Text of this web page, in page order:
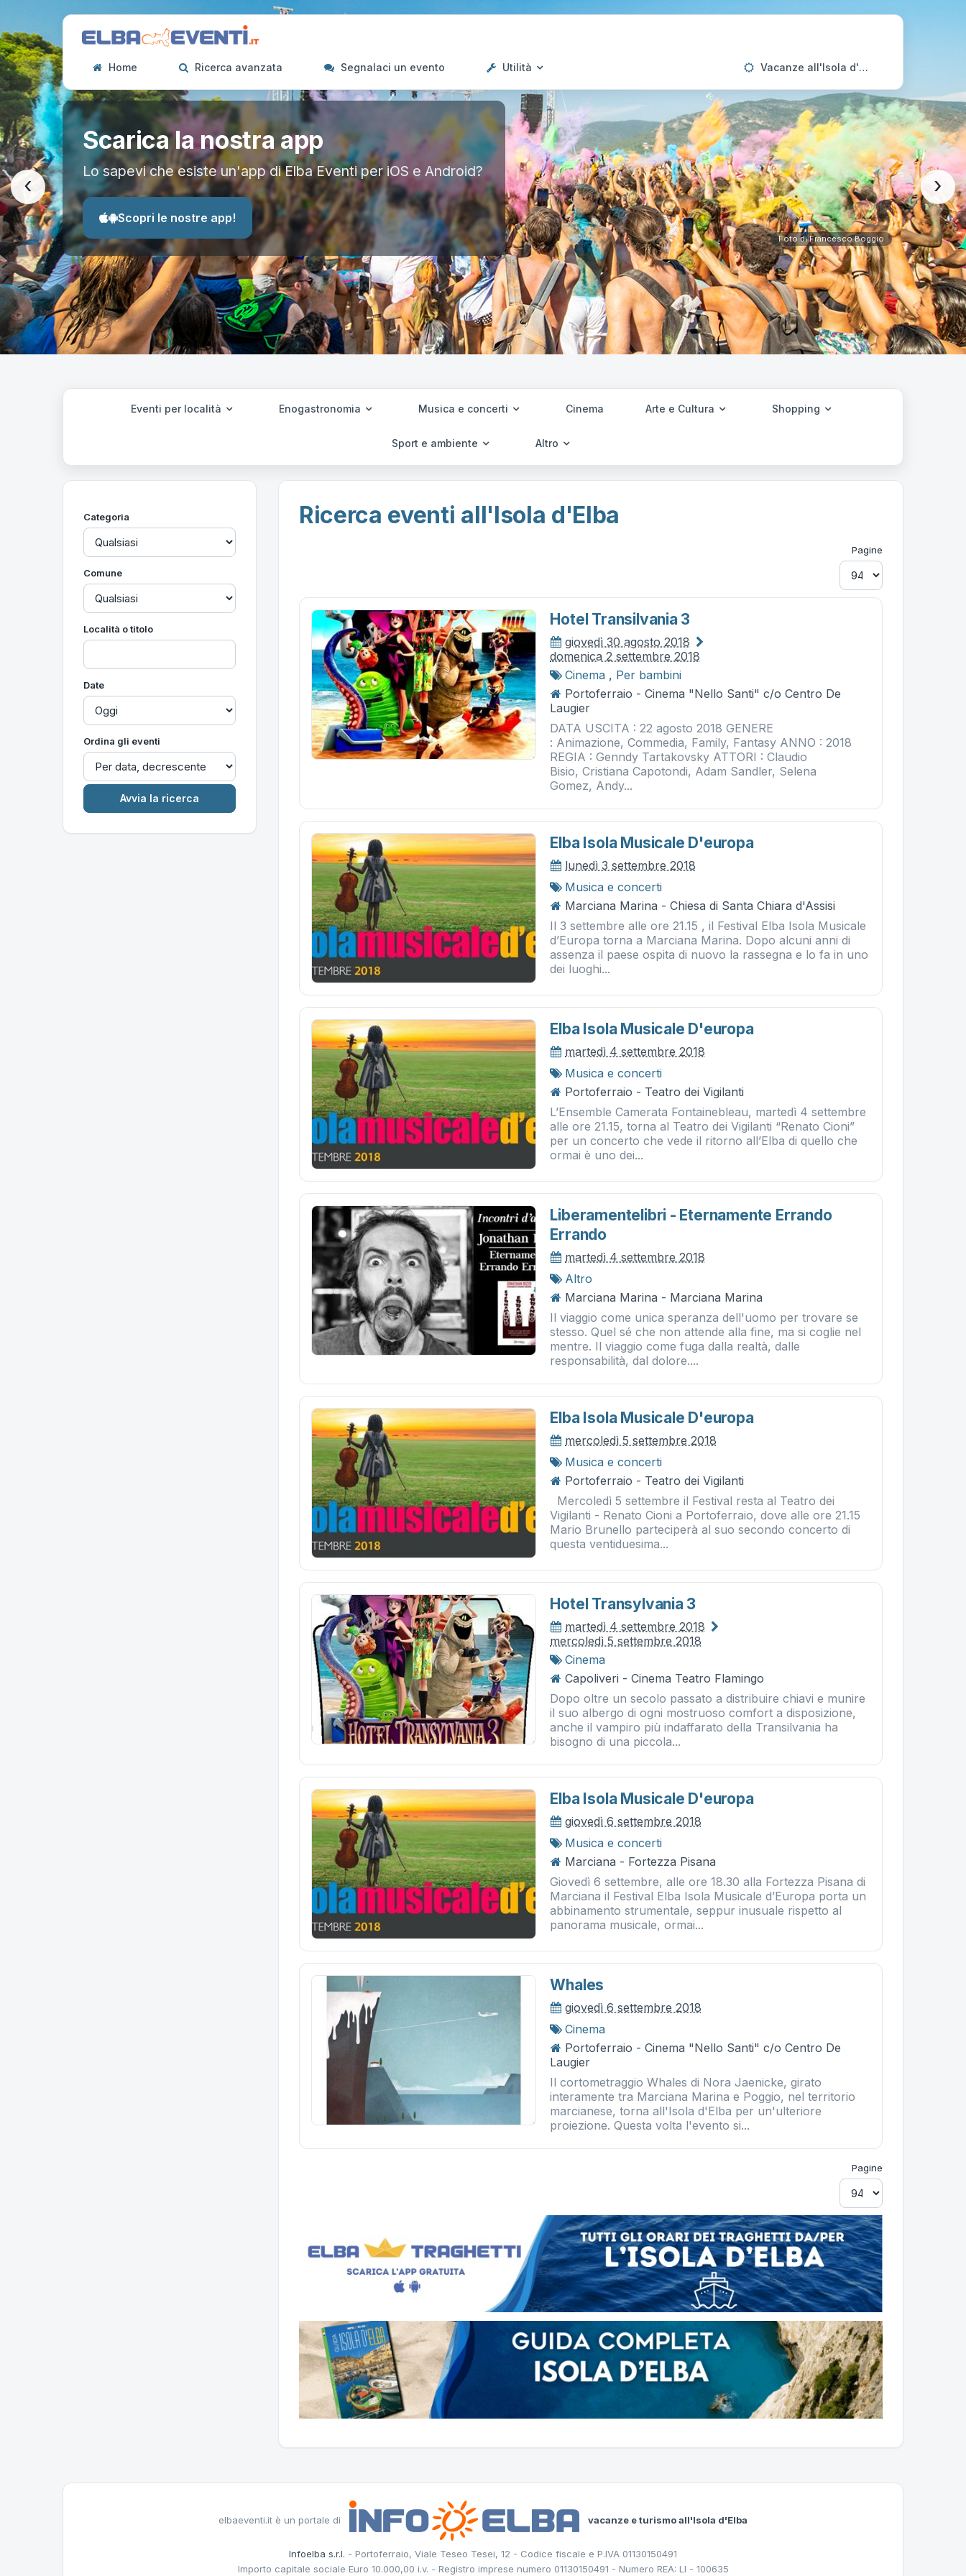
Home Ricerca avanzata Segnalaci un evento Utilità Vacanze all'Isola d'Elba
Scarica la nostra app
Lo sapevi che esiste un'app di Elba Eventi per iOS e Android?
Scopri le nostre app!
Foto di Francesco Boggio
‹ ›
Eventi per località Enogastronomia Musica e concerti Cinema Arte e Cultura Shopping
Sport e ambiente Altro
Categoria
Comune
Località o titolo
Date
Ordina gli eventi
Ricerca eventi all'Isola d'Elba
Pagine
Hotel Transilvania 3
giovedì 30 agosto 2018
domenica 2 settembre 2018
Cinema , Per bambini
Portoferraio - Cinema "Nello Santi" c/o Centro De
Laugier
DATA USCITA : 22 agosto 2018 GENERE
: Animazione, Commedia, Family, Fantasy ANNO : 2018
REGIA : Genndy Tartakovsky ATTORI : Claudio
Bisio, Cristiana Capotondi, Adam Sandler, Selena
Gomez, Andy...
Elba Isola Musicale D'europa
lunedì 3 settembre 2018
Musica e concerti
Marciana Marina - Chiesa di Santa Chiara d'Assisi
Il 3 settembre alle ore 21.15 , il Festival Elba Isola Musicale
d’Europa torna a Marciana Marina. Dopo alcuni anni di
assenza il paese ospita di nuovo la rassegna e lo fa in uno
dei luoghi...
Elba Isola Musicale D'europa
martedì 4 settembre 2018
Musica e concerti
Portoferraio - Teatro dei Vigilanti
L’Ensemble Camerata Fontainebleau, martedì 4 settembre
alle ore 21.15, torna al Teatro dei Vigilanti “Renato Cioni”
per un concerto che vede il ritorno all’Elba di quello che
ormai è uno dei...
Liberamentelibri - Eternamente Errando
Errando
martedì 4 settembre 2018
Altro
Marciana Marina - Marciana Marina
Il viaggio come unica speranza dell'uomo per trovare se
stesso. Quel sé che non attende alla fine, ma si coglie nel
mentre. Il viaggio come fuga dalla realtà, dalle
responsabilità, dal dolore....
Elba Isola Musicale D'europa
mercoledì 5 settembre 2018
Musica e concerti
Portoferraio - Teatro dei Vigilanti
Mercoledì 5 settembre il Festival resta al Teatro dei
Vigilanti - Renato Cioni a Portoferraio, dove alle ore 21.15
Mario Brunello parteciperà al suo secondo concerto di
questa ventiduesima...
Hotel Transylvania 3
martedì 4 settembre 2018
mercoledì 5 settembre 2018
Cinema
Capoliveri - Cinema Teatro Flamingo
Dopo oltre un secolo passato a distribuire chiavi e munire
il suo albergo di ogni mostruoso comfort a disposizione,
anche il vampiro più indaffarato della Transilvania ha
bisogno di una piccola...
Elba Isola Musicale D'europa
giovedì 6 settembre 2018
Musica e concerti
Marciana - Fortezza Pisana
Giovedì 6 settembre, alle ore 18.30 alla Fortezza Pisana di
Marciana il Festival Elba Isola Musicale d’Europa porta un
abbinamento strumentale, seppur inusuale rispetto al
panorama musicale, ormai...
Whales
giovedì 6 settembre 2018
Cinema
Portoferraio - Cinema "Nello Santi" c/o Centro De
Laugier
Il cortometraggio Whales di Nora Jaenicke, girato
interamente tra Marciana Marina e Poggio, nel territorio
marcianese, torna all'Isola d'Elba per un'ulteriore
proiezione. Questa volta l'evento si...
Pagine
elbaeventi.it è un portale di vacanze e turismo all'Isola d'Elba
Infoelba s.r.l. - Portoferraio, Viale Teseo Tesei, 12 - Codice fiscale e P.IVA 01130150491
Importo capitale sociale Euro 10.000,00 i.v. - Registro imprese numero 01130150491 - Numero REA: LI - 100635